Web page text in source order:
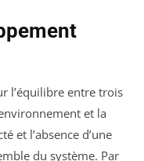
l’équilibre entre trois
et la
et l’absence d’une
du système. Par